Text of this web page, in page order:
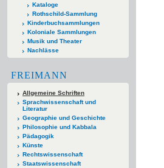
Kataloge
Rothschild-Sammlung
Kinderbuchsammlungen
Koloniale Sammlungen
Musik und Theater
Nachlässe
FREIMANN
Allgemeine Schriften
Sprachwissenschaft und
Literatur
Geographie und Geschichte
Philosophie und Kabbala
Pädagogik
Künste
Rechtswissenschaft
Staatswissenschaft